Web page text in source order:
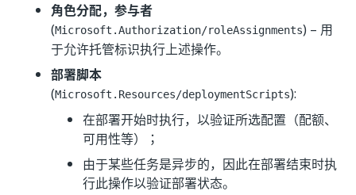
角色分配，参与者
(Microsoft.Authorization/roleAssignments) – 用
于允许托管标识执行上述操作。
部署脚本
(Microsoft.Resources/deploymentScripts):
在部署开始时执行，以验证所选配置（配额、
可用性等）；
由于某些任务是异步的，因此在部署结束时执
行此操作以验证部署状态。